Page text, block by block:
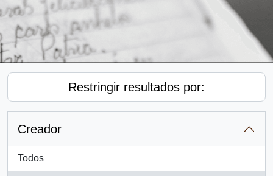
Restringir resultados por:
Creador
Todos